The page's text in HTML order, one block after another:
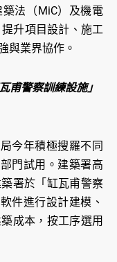
法（MiC）及機電
升項目設計、施工
與業界協作。
甫警察訓練設施」
今年積極搜羅不同
門試用。建築署高
署於「缸瓦甫警察
件進行設計建模、
成本，按工序選用